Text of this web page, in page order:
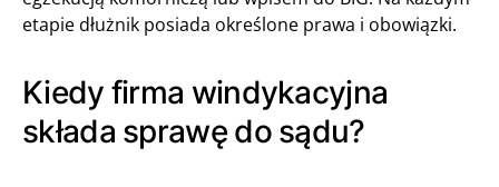
etapie dłużnik posiada określone prawa i obowiązki.
Kiedy firma windykacyjna
składa sprawę do sądu?